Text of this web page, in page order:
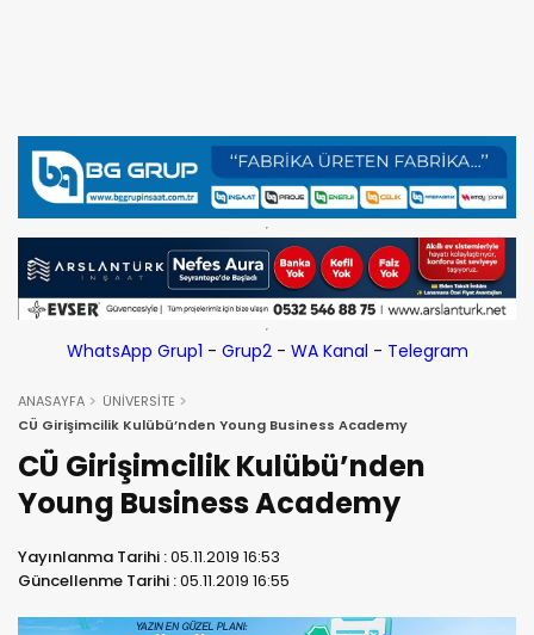
WhatsApp Grup1 - Grup2- WA Kanal - Telegram
ANASAYFA
ÜNİVERSİTE
CÜ Girişimcilik Kulübü’nden Young Business Academy
CÜ Girişimcilik Kulübü’nden
Young Business Academy
Yayınlanma Tarihi :05.11.2019 16:53
Güncellenme Tarihi :05.11.2019 16:55